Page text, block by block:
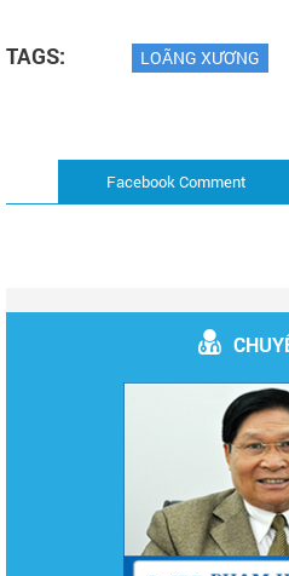
TAGS: LOÃNG XƯƠNG
Facebook Comment